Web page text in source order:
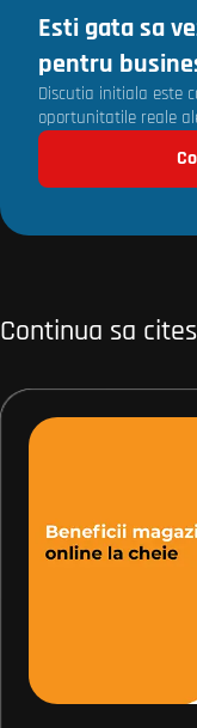
Esti gata sa
pentru
Discutia initiala este
oportunitatile reale
Continua sa